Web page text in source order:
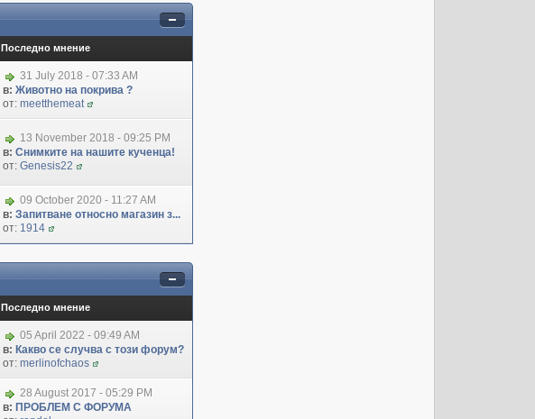
Последно мнение
31 July 2018 - 07:33 AM
в: Животно на покрива ?
от: meetthemeat
13 November 2018 - 09:25 PM
в: Снимките на нашите кученца!
от: Genesis22
09 October 2020 - 11:27 AM
в: Запитване относно магазин з...
от: 1914
Последно мнение
05 April 2022 - 09:49 AM
в: Какво се случва с този форум?
от: merlinofchaos
28 August 2017 - 05:29 PM
в: ПРОБЛЕМ С ФОРУМА